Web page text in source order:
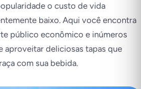
o custo de vida
baixo. Aqui você encontra
público econômico e inúmeros
aproveitar deliciosas tapas que
com sua bebida.